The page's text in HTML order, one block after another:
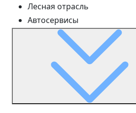
Лесная отрасль
Автосервисы